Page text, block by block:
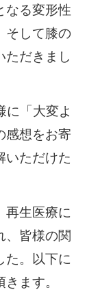
ラム
560
ります
日祝休）
なる変形性
そして膝の
ただきまし
に「大変よ
感想をお寄
いただけた
再生医療に
、皆様の関
た。以下に
ます。